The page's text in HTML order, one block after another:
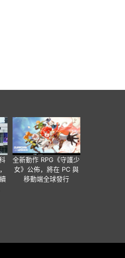
全新動作 RPG《守護少
女》公佈，將在 PC 與
移動端全球發行